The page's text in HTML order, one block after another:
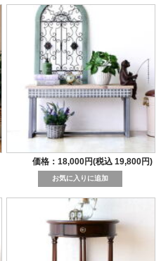
価格：18,000円(税込 19,800円)